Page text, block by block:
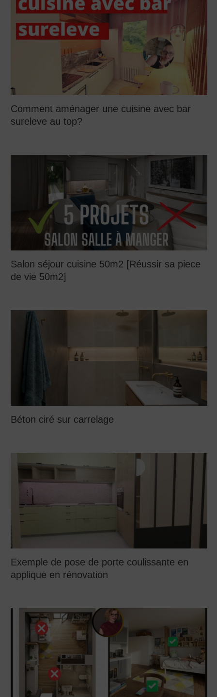
Comment aménager une cuisine avec bar
sureleve au top?
Salon séjour cuisine 50m2 [Réussir sa piece
de vie 50m2]
Béton ciré sur carrelage
Exemple de pose de porte coulissante en
applique en rénovation